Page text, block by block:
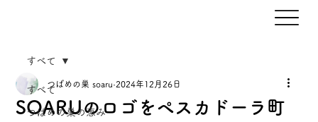
すべて
つばめの巣の恵み
すべて
SOARUのロゴをペスカドーラ町
つばめの巣 soaru 2024年12月26日